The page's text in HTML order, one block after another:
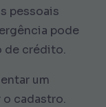
pessoais
pode
de crédito.
um
cadastro.